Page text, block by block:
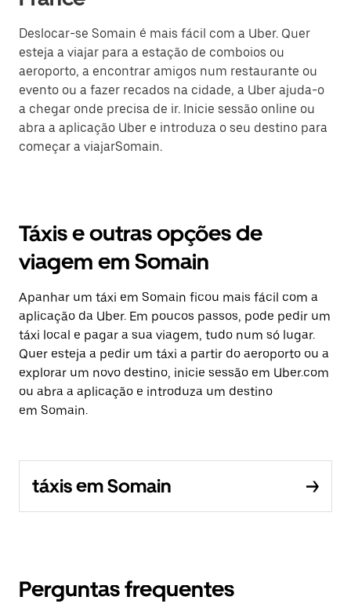
Deslocar-se Somain é mais fácil com a Uber. Quer
esteja a viajar para a estação de comboios ou
aeroporto, a encontrar amigos num restaurante ou
evento ou a fazer recados na cidade, a Uber ajuda-o
a chegar onde precisa de ir. Inicie sessão online ou
abra a aplicação Uber e introduza o seu destino para
começar a viajarSomain.
Táxis e outras opções de
viagem em Somain
Apanhar um táxi em Somain ficou mais fácil com a
aplicação da Uber. Em poucos passos, pode pedir um
táxi local e pagar a sua viagem, tudo num só lugar.
Quer esteja a pedir um táxi a partir do aeroporto ou a
explorar um novo destino, inicie sessão em Uber.com
ou abra a aplicação e introduza um destino
em Somain.
táxis em Somain
Perguntas frequentes